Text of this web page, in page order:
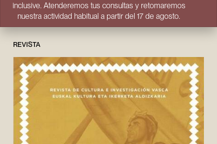
inclusive. Atenderemos tus consultas y retomaremos
nuestra actividad habitual a partir del 17 de agosto.
REVISTA